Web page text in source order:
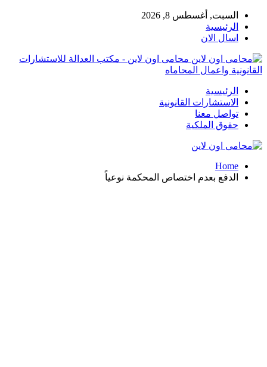
السبت, أغسطس 8, 2026
الرئيسية
اسال الان
محامى اون لاين - مكتب العدالة للاستشارات
القانونية واعمال المحاماه
الرئيسية
الاستشارات القانونية
تواصل معنا
حقوق الملكية
Home
الدفع بعدم اختصاص المحكمة نوعياً